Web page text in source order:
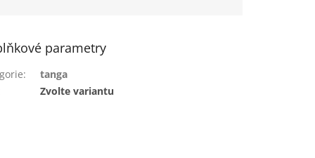
parametry
:
tanga
Zvolte variantu